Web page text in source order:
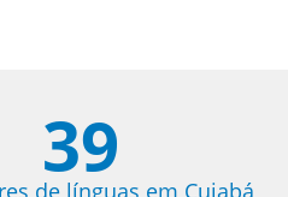
39
de línguas em Cuiabá